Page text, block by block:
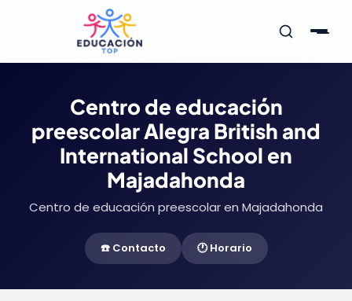
Centro de educación
preescolar Alegra British and
International School en
Majadahonda
Centro de educación preescolar en Majadahonda
☎️ Contacto 🕐 Horario